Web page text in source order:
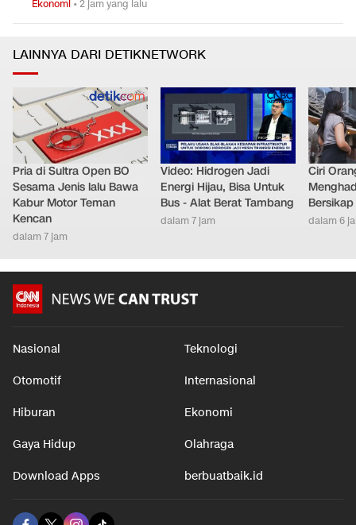
Ekonomi •2 jam yang lalu
LAINNYA DARI DETIKNETWORK
Pria di Sultra Open BO
Sesama Jenis lalu Bawa
Kabur Motor Teman
Kencan
dalam 7 jam
Video: Hidrogen Jadi
Energi Hijau, Bisa Untuk
Bus - Alat Berat Tambang
dalam 7 jam
Ciri
dalam 6
Nasional Teknologi
Otomotif Internasional
Hiburan Ekonomi
Gaya Hidup Olahraga
Download Apps berbuatbaik.id